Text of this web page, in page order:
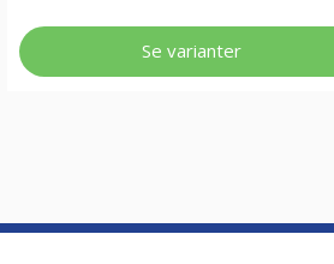
Se varianter